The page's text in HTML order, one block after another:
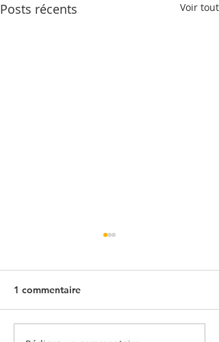
Posts récents Voir tout
1 commentaire